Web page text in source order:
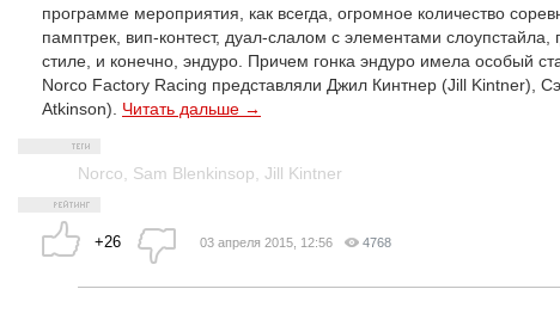
программе мероприятия, как всегда, огромное количество
памптрек, вип-контест, дуал-слалом с элементами
стиле, и конечно, эндуро. Причем гонка эндуро имела особый
Norco Factory Racing представляли Джил Кинтнер (Jill Kintner),
Atkinson). Читать дальше →
Norco Sam Blenkinsop Jill Kintner
+26 03 апреля 2015, 12:56 4768